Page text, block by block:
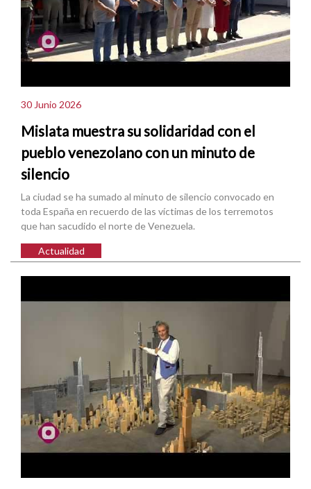
30 Junio 2026
Mislata muestra su solidaridad con el
pueblo venezolano con un minuto de
silencio
La ciudad se ha sumado al minuto de silencio convocado en
toda España en recuerdo de las víctimas de los terremotos
que han sacudido el norte de Venezuela.
Actualidad